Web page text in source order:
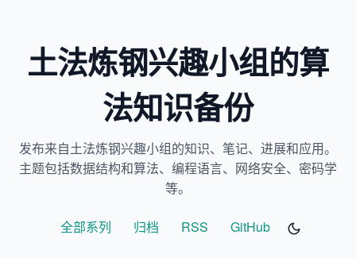
土法炼钢兴趣小组的算
法知识备份
发布来自土法炼钢兴趣小组的知识、笔记、进展和应用。
主题包括数据结构和算法、编程语言、网络安全、密码学
等。
全部系列 归档 RSS GitHub